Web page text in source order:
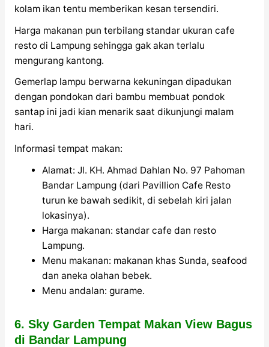
kolam ikan tentu memberikan kesan tersendiri.
Harga makanan pun terbilang standar ukuran cafe
resto di Lampung sehingga gak akan terlalu
mengurang kantong.
Gemerlap lampu berwarna kekuningan dipadukan
dengan pondokan dari bambu membuat pondok
santap ini jadi kian menarik saat dikunjungi malam
hari.
Informasi tempat makan:
Alamat: Jl. KH. Ahmad Dahlan No. 97 Pahoman
Bandar Lampung (dari Pavillion Cafe Resto
turun ke bawah sedikit, di sebelah kiri jalan
lokasinya).
Harga makanan: standar cafe dan resto
Lampung.
Menu makanan: makanan khas Sunda, seafood
dan aneka olahan bebek.
Menu andalan: gurame.
6. Sky Garden Tempat Makan View Bagus
di Bandar Lampung